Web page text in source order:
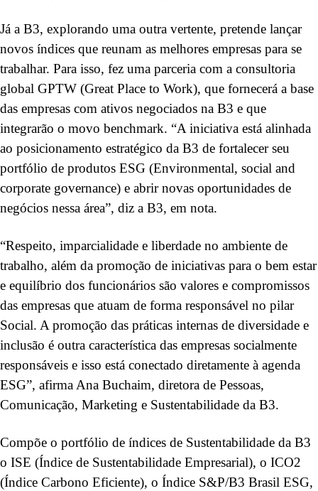
Já a B3, explorando uma outra vertente, pretende lançar
novos índices que reunam as melhores empresas para se
trabalhar. Para isso, fez uma parceria com a consultoria
global GPTW (Great Place to Work), que fornecerá a base
das empresas com ativos negociados na B3 e que
integrarão o movo benchmark. “A iniciativa está alinhada
ao posicionamento estratégico da B3 de fortalecer seu
portfólio de produtos ESG (Environmental, social and
corporate governance) e abrir novas oportunidades de
negócios nessa área”, diz a B3, em nota.
“Respeito, imparcialidade e liberdade no ambiente de
trabalho, além da promoção de iniciativas para o bem estar
e equilíbrio dos funcionários são valores e compromissos
das empresas que atuam de forma responsável no pilar
Social. A promoção das práticas internas de diversidade e
inclusão é outra característica das empresas socialmente
responsáveis e isso está conectado diretamente à agenda
ESG”, afirma Ana Buchaim, diretora de Pessoas,
Comunicação, Marketing e Sustentabilidade da B3.
Compõe o portfólio de índices de Sustentabilidade da B3
o ISE (Índice de Sustentabilidade Empresarial), o ICO2
(Índice Carbono Eficiente), o Índice S&P/B3 Brasil ESG,